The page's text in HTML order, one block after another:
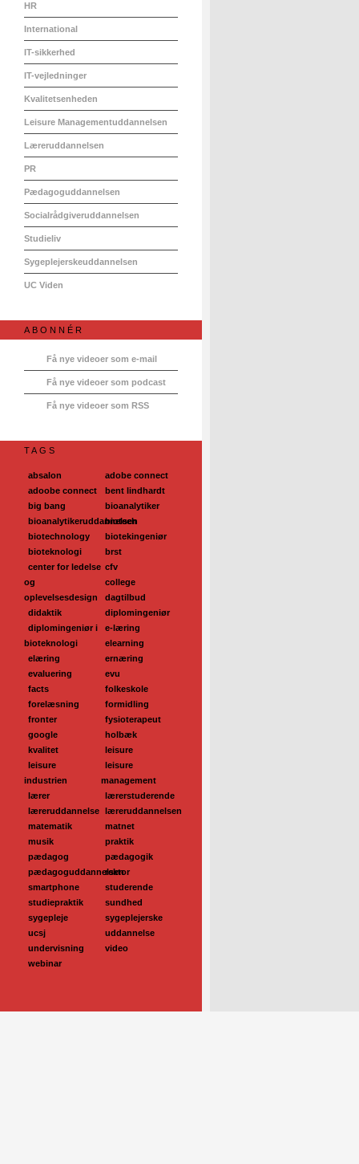
HR
International
IT-sikkerhed
IT-vejledninger
Kvalitetsenheden
Leisure Managementuddannelsen
Læreruddannelsen
PR
Pædagoguddannelsen
Socialrådgiveruddannelsen
Studieliv
Sygeplejerskeuddannelsen
UC Viden
ABONNÉR
Få nye videoer som e-mail
Få nye videoer som podcast
Få nye videoer som RSS
TAGS
absalon
adobe connect
adoobe connect
bent lindhardt
big bang
bioanalytiker
bioanalytikeruddannelsen
biotech
biotechnology
biotekingeniør
bioteknologi
brst
center for ledelse
og
oplevelsesdesign
cfv
college
dagtilbud
didaktik
diplomingeniør
diplomingeniør i
bioteknologi
e-læring
elearning
elæring
ernæring
evaluering
evu
facts
folkeskole
forelæsning
formidling
fronter
fysioterapeut
google
holbæk
kvalitet
leisure
leisure
industrien
leisure
management
lærer
lærerstuderende
læreruddannelse læreruddannelsen
matematik
matnet
musik
praktik
pædagog
pædagogik
pædagoguddannelsen
rektor
smartphone
studerende
studiepraktik
sundhed
sygepleje
sygeplejerske
ucsj
uddannelse
undervisning
video
webinar